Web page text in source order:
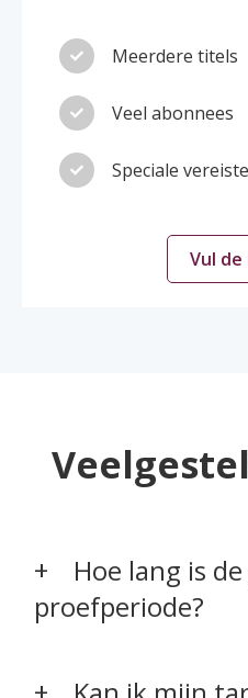
Meerdere titels
Veel abonnees
Speciale
Vul de
Hoe lang is
proefperiode?